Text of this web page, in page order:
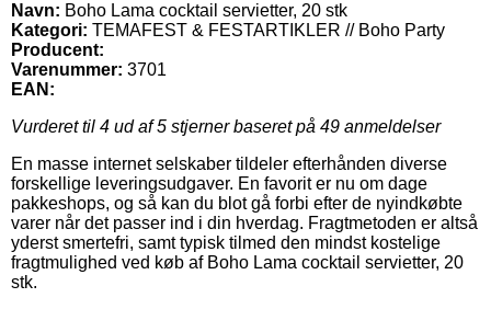
Navn: Boho Lama cocktail servietter, 20 stk
Kategori: TEMAFEST & FESTARTIKLER // Boho Party
Producent:
Varenummer: 3701
EAN:
Vurderet til 4 ud af 5 stjerner baseret på 49 anmeldelser
En masse internet selskaber tildeler efterhånden diverse
forskellige leveringsudgaver. En favorit er nu om dage
pakkeshops, og så kan du blot gå forbi efter de nyindkøbte
varer når det passer ind i din hverdag. Fragtmetoden er altså
yderst smertefri, samt typisk tilmed den mindst kostelige
fragtmulighed ved køb af Boho Lama cocktail servietter, 20
stk.